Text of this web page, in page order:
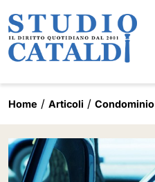
Home Articoli Condominio